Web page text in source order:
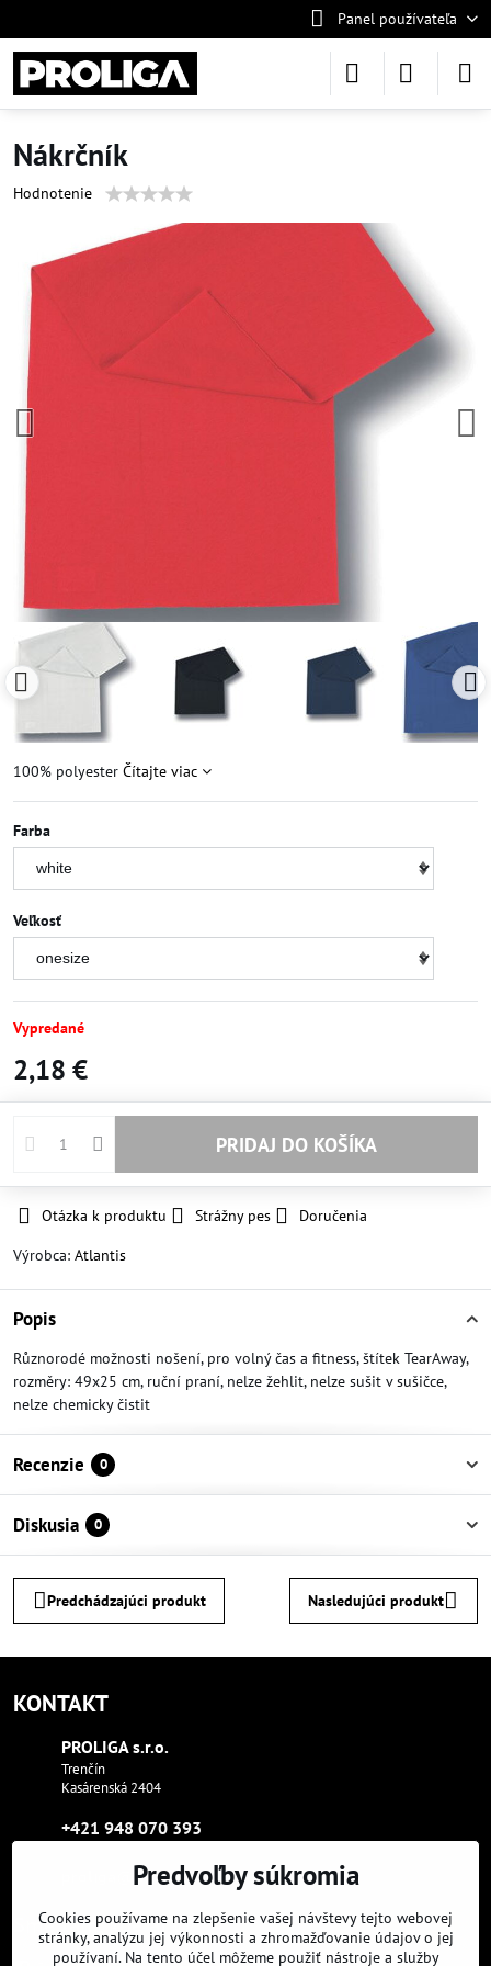
Panel používateľa
Nákrčník
Hodnotenie
100% polyester Čítajte viac
Farba
Veľkosť
Vypredané
2,18 €
PRIDAJ DO KOŠÍKA
Otázka k produktu Strážny pes
Doručenia
Výrobca: Atlantis
Popis
Různorodé možnosti nošení, pro volný čas a fitness, štítek TearAway,
rozměry: 49x25 cm, ruční praní, nelze žehlit, nelze sušit v sušičce,
nelze chemicky čistit
Recenzie 0
Diskusia 0
Predchádzajúci produkt Nasledujúci produkt
KONTAKT
PROLIGA s​.r​.o​.
Trenčín
Kasárenská 2404
+421 948 070 393
proliga​@proliga​.eu
Sme tam, kde aj vy:
Predvoľby súkromia
Cookies používame na zlepšenie vašej návštevy tejto webovej
stránky, analýzu jej výkonnosti a zhromažďovanie údajov o jej
používaní. Na tento účel môžeme použiť nástroje a služby